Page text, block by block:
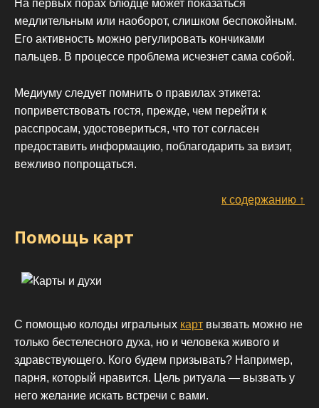
На первых порах блюдце может показаться
медлительным или наоборот, слишком беспокойным.
Его активность можно регулировать кончиками
пальцев. В процессе проблема исчезнет сама собой.
Медиуму следует помнить о правилах этикета:
поприветствовать гостя, прежде, чем перейти к
расспросам, удостовериться, что тот согласен
предоставить информацию, поблагодарить за визит,
вежливо попрощаться.
к содержанию ↑
Помощь карт
С помощью колоды игральных карт вызвать можно не
только бестелесного духа, но и человека живого и
здравствующего. Кого будем призывать? Например,
парня, который нравится. Цель ритуала — вызвать у
него желание искать встречи с вами.